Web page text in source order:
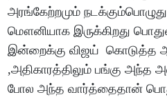
அரங்கேற்றமும் நடக்கும்பொழுது
மௌனியாக இருக்கிறது
இன்றைக்கு விஜய் கொடுத்த
,அதிகாரத்திலும் பங்கு அந்த
போல அந்த வார்த்தைதான்